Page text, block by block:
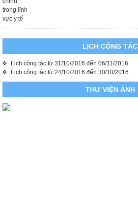
LỊCH CÔNG TÁC
Lịch công tác từ 31/10/2016 đến 06/11/2016
Lịch công tác từ 24/10/2016 đến 30/10/2016
THƯ VIỆN ẢNH